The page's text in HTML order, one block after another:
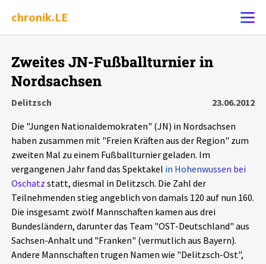
chronik.LE
Ereignis melden
Chronik
Dossiers
Leipziger Zustände
Schlaglichter
Phänomene
Zweites JN-Fußballturnier in
Nordsachsen
Delitzsch
23.06.2012
Die "Jungen Nationaldemokraten" (JN) in Nordsachsen
haben zusammen mit "Freien Kräften aus der Region" zum
zweiten Mal zu einem Fußballturnier geladen. Im
vergangenen Jahr fand das Spektakel in Hohenwussen bei
Oschatz statt, diesmal in Delitzsch. Die Zahl der
Teilnehmenden stieg angeblich von damals 120 auf nun 160.
Die insgesamt zwölf Mannschaften kamen aus drei
Bundesländern, darunter das Team "OST-Deutschland" aus
Sachsen-Anhalt und "Franken" (vermutlich aus Bayern).
Andere Mannschaften trugen Namen wie "Delitzsch-Ost",
Alle Ereignisse
7502Ereignisse
Ereignisse
Exportieren ? Filter Erklärungen